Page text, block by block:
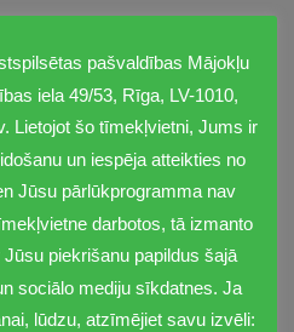
(autostāvvieta);
krustojumā;
16; 18; 20);
ielu krustojumā.
pašvaldības Mājokļu
iela 49/53, Rīga, LV-1010,
Lietojot šo tīmekļvietni, Jums ir
un iespēja atteikties no
Jūsu pārlūkprogramma nav
darbotos, tā izmanto
piekrišanu papildus šajā
sociālo mediju sīkdatnes. Ja
lūdzu, atzīmējiet savu izvēli: